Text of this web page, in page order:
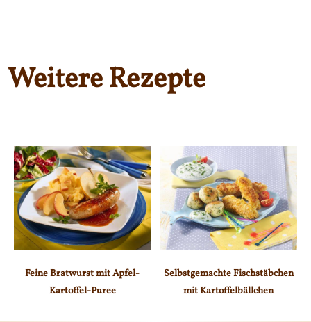
Weitere Rezepte
Feine Bratwurst mit Apfel-
Kartoffel-Puree
Selbstgemachte Fischstäbchen
mit Kartoffelbällchen